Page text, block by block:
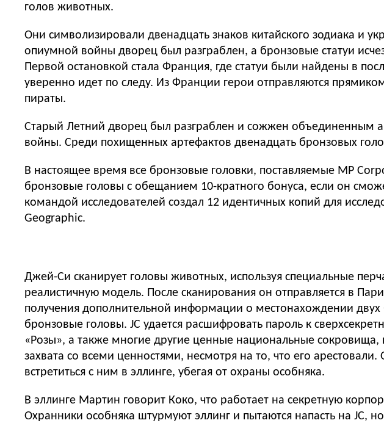
голов животных.
Они символизировали двенадцать знаков китайского зодиака и
опиумной войны дворец был разграблен, а бронзовые статуи
Первой остановкой стала Франция, где статуи были найдены в
уверенно идет по следу. Из Франции герои отправляются
пираты.
Старый Летний дворец был разграблен и сожжен объединенным
войны. Среди похищенных артефактов двенадцать бронзовых
В настоящее время все бронзовые головки, поставляемые MP
бронзовые головы с обещанием 10-кратного бонуса, если он
командой исследователей создал 12 идентичных копий для
Geographic.
Джей-Си сканирует головы животных, используя специальные
реалистичную модель. После сканирования он отправляется в
получения дополнительной информации о местонахождении
бронзовые головы. JC удается расшифровать пароль к
«Розы», а также многие другие ценные национальные сокровища,
захвата со всеми ценностями, несмотря на то, что его
встретиться с ним в эллинге, убегая от охраны особняка.
В эллинге Мартин говорит Коко, что работает на секретную
Охранники особняка штурмуют эллинг и пытаются напасть на JC,